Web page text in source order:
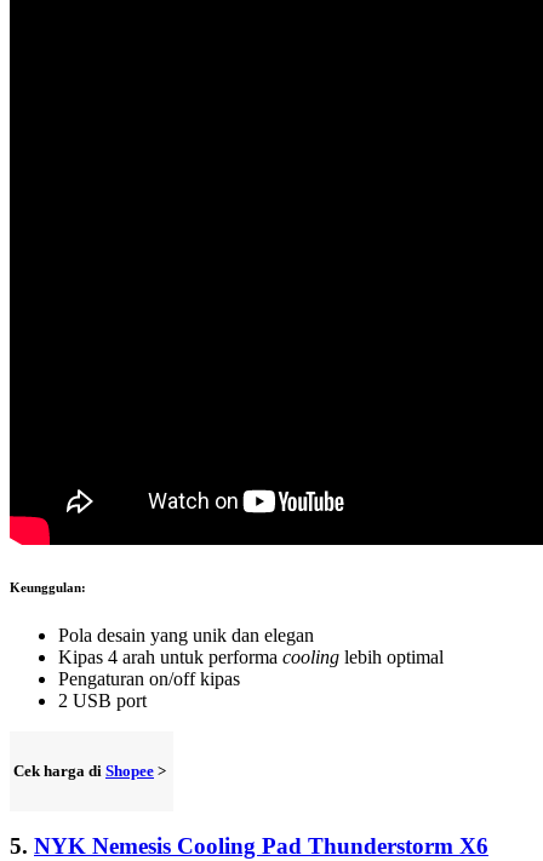
Keunggulan:
Pola desain yang unik dan elegan
Kipas 4 arah untuk performa cooling lebih optimal
Pengaturan on/off kipas
2 USB port
Cek harga di Shopee >
5. NYK Nemesis Cooling Pad Thunderstorm X6